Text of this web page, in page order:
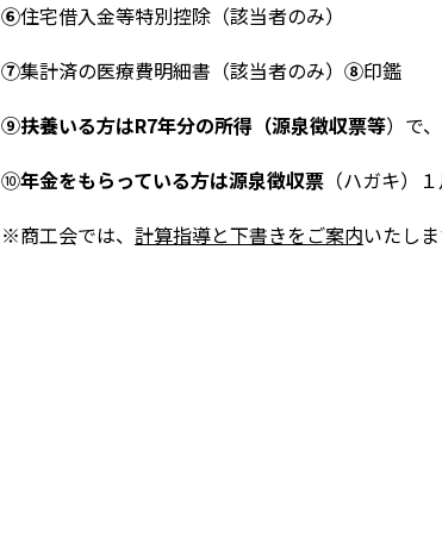
⑥住宅借入金等特別控除（該当者のみ）
⑦集計済の医療費明細書（該当者のみ） ⑧印鑑
⑨扶養いる方はR7年分の所得（源泉徴収票等）で
⑩年金をもらっている方は源泉徴収票 （ハガキ）
※商工会では、 計算指導と下書きをご案内いたしま